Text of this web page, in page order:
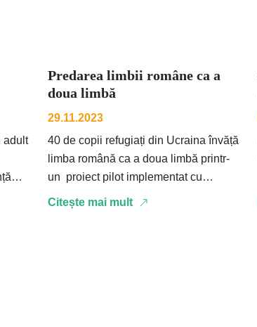
adult
Predarea limbii române ca a
doua limbă
29.11.2023
40 de copii refugiați din Ucraina învăță
limba română ca a doua limbă printr-
un proiect pilot implementat cu
susținerea RAF – Romanian-
Citește mai mult